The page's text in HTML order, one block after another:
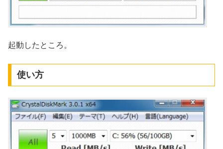
起動したところ。
使い方